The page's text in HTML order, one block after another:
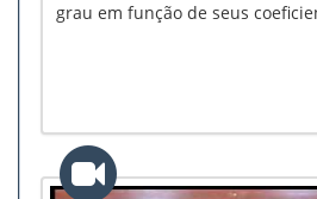
grau em função de seus